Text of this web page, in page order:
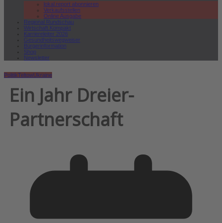
lokal.report abonnieren
Verkaufsstellen
Online Ausgabe
Regional Rundschau
Wirtschaft.Kompakt
Karriereleiter 2026
Gesundheitswegweiser
Bürgerinformation
Shop
Newsletter
PolitikTeltowUkraine
Ein Jahr Dreier-
Partnerschaft